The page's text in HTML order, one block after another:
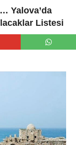
Yalova’da
Listesi